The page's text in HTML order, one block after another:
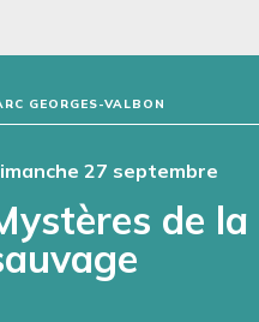
GEORGES-VALBON
27 septembre
de